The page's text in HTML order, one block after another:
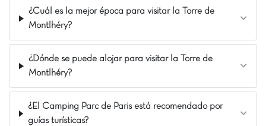
encuentren su felicidad? ¡Este camping es una
joya! Con una piscina y toboganes que
encantarán a los niños, mini golf para desafíos
familiares y alojamientos Bubble con jacuzzi
privado para un momento solo para ustedes:
¡todo está pensado para complacer a toda la
escapada inolvidable!
¿Cuál es la mejor época para visitar la Torre de
Montlhéry?
¿Dónde se puede alojar para visitar la Torre de
Montlhéry?
¿El Camping Parc de Paris está recomendado por
guías turísticas?